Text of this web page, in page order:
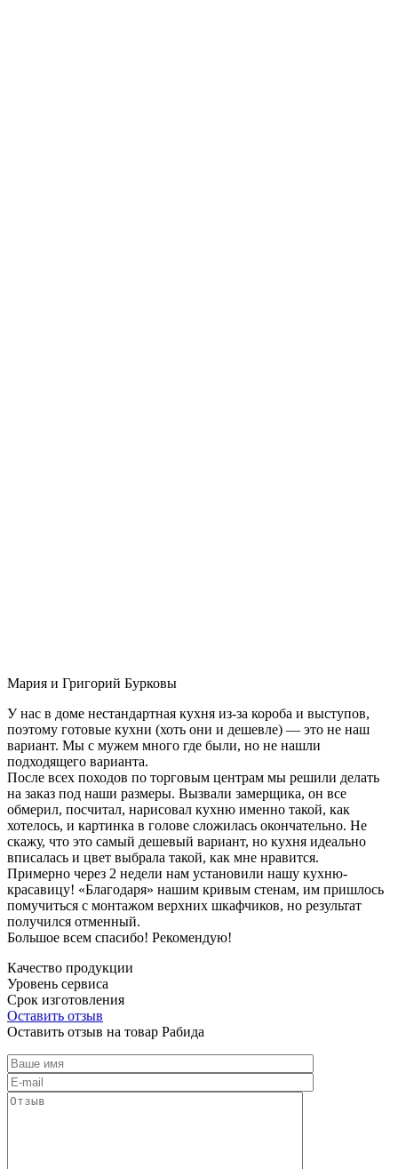
Мария и Григорий Бурковы
У нас в доме нестандартная кухня из-за короба и выступов,
поэтому готовые кухни (хоть они и дешевле) — это не наш
вариант. Мы с мужем много где были, но не нашли
подходящего варианта.
После всех походов по торговым центрам мы решили делать
на заказ под наши размеры. Вызвали замерщика, он все
обмерил, посчитал, нарисовал кухню именно такой, как
хотелось, и картинка в голове сложилась окончательно. Не
скажу, что это самый дешевый вариант, но кухня идеально
вписалась и цвет выбрала такой, как мне нравится.
Примерно через 2 недели нам установили нашу кухню-
красавицу! «Благодаря» нашим кривым стенам, им пришлось
помучиться с монтажом верхних шкафчиков, но результат
получился отменный.
Большое всем спасибо! Рекомендую!
Качество продукции
Уровень сервиса
Срок изготовления
Оставить отзыв
Оставить отзыв на товар Рабида